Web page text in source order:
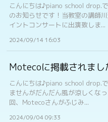
こんにちは♪piano school drop.
のお知らせです！当教室の講師
イントコンサートに出演致しま...
2024/09/14 16:03
Motecoに掲載されまし
こんにちは♪piano school drop.
ませんがだんだん風が涼しくな
回、Motecoさんがふじみ...
2024/09/04 09:33